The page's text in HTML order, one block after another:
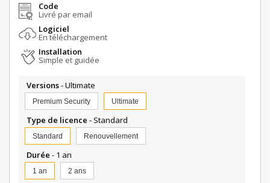
Code
Livré par email
Logiciel
En téléchargement
Installation
Simple et guidée
Versions- Ultimate
Premium Security Ultimate
Type de licence - Standard
Standard Renouvellement
Durée - 1 an
1 an 2 ans